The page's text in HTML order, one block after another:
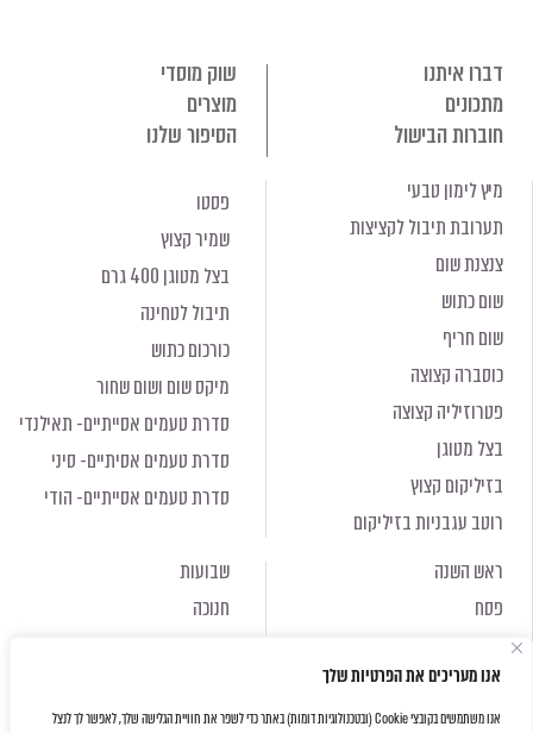
אנו מעריכים את הפרטיות שלך
אנו משתמשים בקובצי Cookie (ובטכנולוגיות דומות) באתר כדי לשפר את חוויית הגלישה שלך, לאפשר לך לנצל
דברו איתנו
שוק מוסדי
מתכונים
מוצרים
חוברות הבישול
הסיפור שלנו
מיץ לימון טבעי
תערובת תיבול לקציצות
צנצנת שום
שום כתוש
שום חריף
כוסברה קצוצה
פטרוזיליה קצוצה
בצל מטוגן
בזיליקום קצוץ
רוטב עגבניות בזיליקום
פסטו
שמיר קצוץ
בצל מטוגן 400 גרם
תיבול לטחינה
כורכום כתוש
מיקס שום ושום שחור
סדרת טעמים אסייתיים- תאילנדי
סדרת טעמים אסיתיים- סיני
סדרת טעמים אסייתיים- הודי
ראש השנה
פסח
שבועות
חנוכה
ראש השנה
פסח
חנוכה